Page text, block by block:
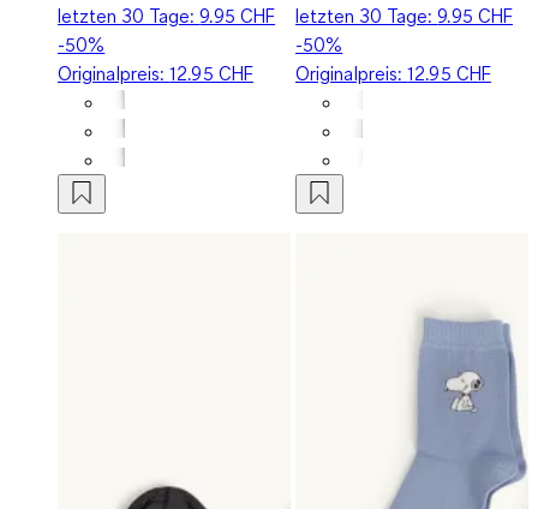
letzten 30 Tage:9.95 CHF
-50%
Originalpreis:12.95 CHF
letzten 30 Tage:9.95 CHF
-50%
Originalpreis:12.95 CHF